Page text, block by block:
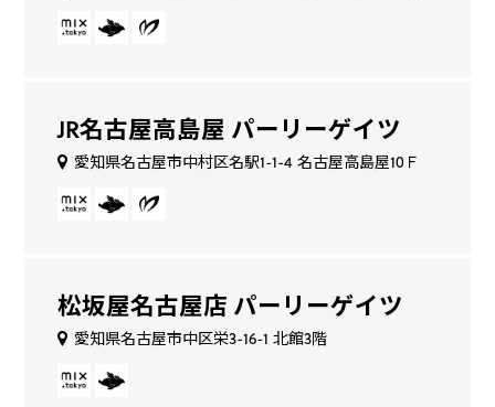
JR名古屋高島屋 パーリーゲイツ
愛知県名古屋市中村区名駅1-1-4 名古屋高島屋10Ｆ
松坂屋名古屋店 パーリーゲイツ
愛知県名古屋市中区栄3-16-1 北館3階